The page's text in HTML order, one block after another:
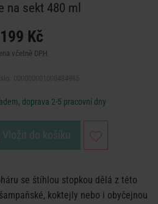
na sekt 480 ml
199 Kč
včetně DPH
doprava 2-5 pracovní dny
Vložit do košíku
se štíhlou stopkou dělá z této
koktejly nebo i obyčejnou